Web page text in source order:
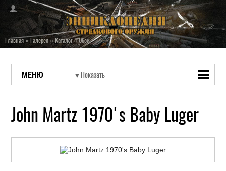
Главная»Галерея»Каталог»Обои
МЕНЮ
John Martz 1970's Baby Luger